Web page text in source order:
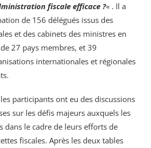
fiscale efficace ?« . Il a
de 156 délégués issus des
et des cabinets des ministres en
27 pays membres, et 39
internationales et régionales
participants ont eu des discussions
sur les défis majeurs auxquels les
dans le cadre de leurs efforts de
fiscales. Après les deux tables